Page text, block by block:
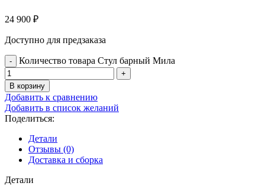
24 900 ₽
Доступно для предзаказа
Количество товара Стул барный Мила
В корзину
Добавить к сравнению
Добавить в список желаний
Поделиться:
Детали
Отзывы (0)
Доставка и сборка
Детали